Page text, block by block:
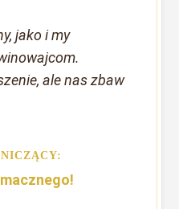
jako i my
ale nas zbaw